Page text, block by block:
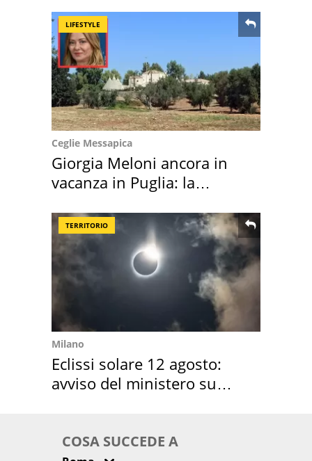
LIFESTYLE
Ceglie Messapica
Giorgia Meloni ancora in
vacanza in Puglia: la
TERRITORIO
Milano
Eclissi solare 12 agosto:
avviso del ministero su